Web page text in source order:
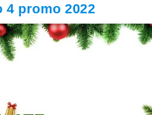
4 promo 2022